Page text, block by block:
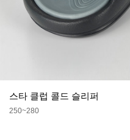
스타 클럽 콜드 슬리퍼
250~280